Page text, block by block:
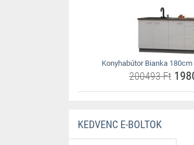
Konyhabútor Bianka
200493 Ft
KEDVENC E-BOLTOK